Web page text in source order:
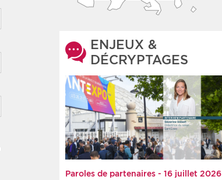
ENJEUX &
DÉCRYPTAGES
Paroles de partenaires - 16 juillet 2026